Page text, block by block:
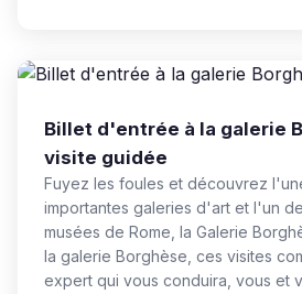
Billet d'entrée à la galerie
visite guidée
Fuyez les foules et découvrez
importantes galeries d'art et l'un
musées de Rome, la Galerie
la galerie Borghèse, ces visites
expert qui vous conduira, vous et